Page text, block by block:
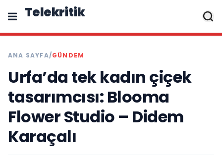
Telekritik
ANA SAYFA/GÜNDEM
Urfa’da tek kadın çiçek
tasarımcısı: Blooma
Flower Studio – Didem
Karaçalı